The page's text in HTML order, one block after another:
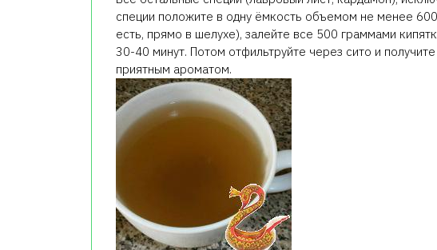
специи положите в одну ёмкость объемом не менее
есть, прямо в шелухе), залейте все 500 граммами
30-40 минут. Потом отфильтруйте через сито и
приятным ароматом.